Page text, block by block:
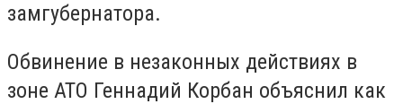
замгубернатора.
Обвинение в незаконных действиях в
зоне АТО Геннадий Корбан объяснил как